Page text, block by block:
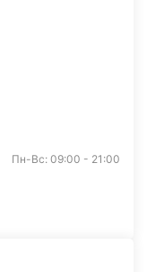
Пн-Вс: 09:00 - 21:00